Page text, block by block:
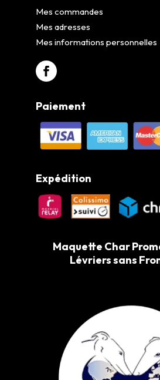
Mes commandes
Mes adresses
Mes informations personnelles
Paiement
Expédition
Maquette Char
Lévriers sans